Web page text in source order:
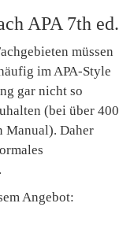
APA 7th ed.
müssen
im APA-Style
gar nicht so
(bei über 400
Manual). Daher
Angebot: